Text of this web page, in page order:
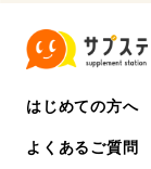
はじめての方へ
よくあるご質問